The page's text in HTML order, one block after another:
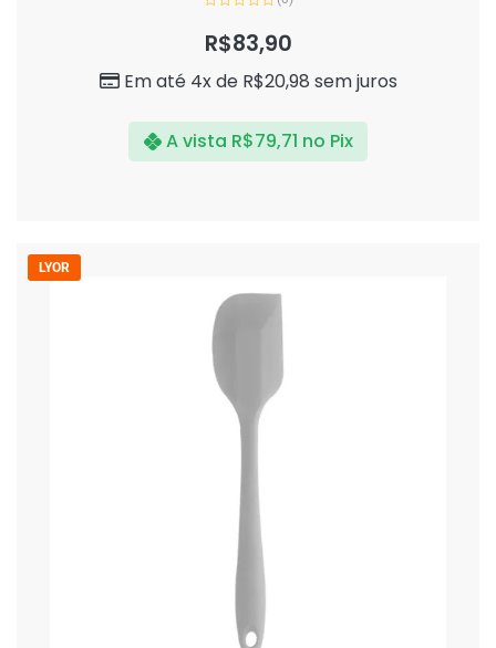
de
R$83,90
Em até 4x de R$20,98 sem juros
A vista R$79,71 no Pix
LYOR